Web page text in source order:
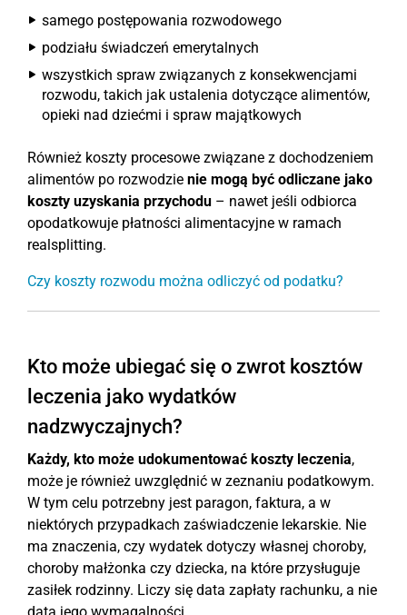
samego postępowania rozwodowego
podziału świadczeń emerytalnych
wszystkich spraw związanych z konsekwencjami
rozwodu, takich jak ustalenia dotyczące alimentów,
opieki nad dziećmi i spraw majątkowych
Również koszty procesowe związane z dochodzeniem
alimentów po rozwodzie nie mogą być odliczane jako
koszty uzyskania przychodu – nawet jeśli odbiorca
opodatkowuje płatności alimentacyjne w ramach
realsplitting.
Czy koszty rozwodu można odliczyć od podatku?
Kto może ubiegać się o zwrot kosztów
leczenia jako wydatków
nadzwyczajnych?
Każdy, kto może udokumentować koszty leczenia,
może je również uwzględnić w zeznaniu podatkowym.
W tym celu potrzebny jest paragon, faktura, a w
niektórych przypadkach zaświadczenie lekarskie. Nie
ma znaczenia, czy wydatek dotyczy własnej choroby,
choroby małżonka czy dziecka, na które przysługuje
zasiłek rodzinny. Liczy się data zapłaty rachunku, a nie
data jego wymagalności.